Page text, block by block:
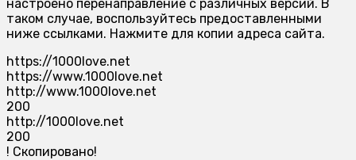
настроено перенаправление с различных версий. В
таком случае, воспользуйтесь предоставленными
ниже ссылками. Нажмите для копии адреса сайта.
https://1000love.net
https://www.1000love.net
http://www.1000love.net
200
http://1000love.net
200
! Скопировано!